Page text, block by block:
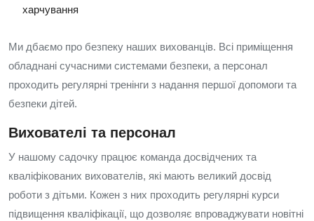
харчування
Ми дбаємо про безпеку наших вихованців. Всі приміщення
обладнані сучасними системами безпеки, а персонал
проходить регулярні тренінги з надання першої допомоги та
безпеки дітей.
Вихователі та персонал
У нашому садочку працює команда досвідчених та
кваліфікованих вихователів, які мають великий досвід
роботи з дітьми. Кожен з них проходить регулярні курси
підвищення кваліфікації, що дозволяє впроваджувати новітні